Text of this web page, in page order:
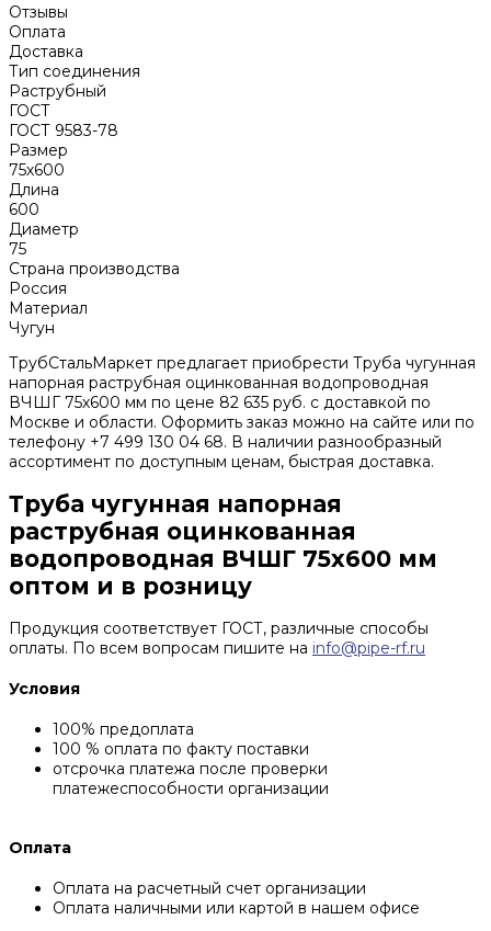
Отзывы
Оплата
Доставка
Тип соединения
Раструбный
ГОСТ
ГОСТ 9583-78
Размер
75х600
Длина
600
Диаметр
75
Страна производства
Россия
Материал
Чугун
ТрубСтальМаркет предлагает приобрести Труба чугунная
напорная раструбная оцинкованная водопроводная
ВЧШГ 75х600 мм по цене 82 635 руб. с доставкой по
Москве и области. Оформить заказ можно на сайте или по
телефону +7 499 130 04 68. В наличии разнообразный
ассортимент по доступным ценам, быстрая доставка.
Труба чугунная напорная
раструбная оцинкованная
водопроводная ВЧШГ 75х600 мм
оптом и в розницу
Продукция соответствует ГОСТ, различные способы
оплаты. По всем вопросам пишите на info@pipe-rf.ru
Условия
100% предоплата
100 % оплата по факту поставки
отсрочка платежа после проверки
платежеспособности организации
Оплата
Оплата на расчетный счет организации
Оплата наличными или картой в нашем офисе